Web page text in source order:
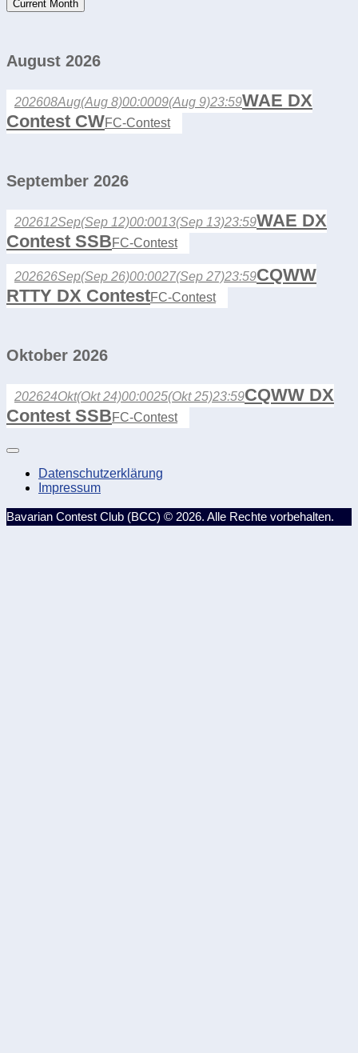
Current Month
August 2026
202608Aug(Aug 8)00:0009(Aug 9)23:59WAE DX
Contest CWFC-Contest
September 2026
202612Sep(Sep 12)00:0013(Sep 13)23:59WAE DX
Contest SSBFC-Contest
202626Sep(Sep 26)00:0027(Sep 27)23:59CQWW
RTTY DX ContestFC-Contest
Oktober 2026
202624Okt(Okt 24)00:0025(Okt 25)23:59CQWW DX
Contest SSBFC-Contest
Datenschutzerklärung
Impressum
Bavarian Contest Club (BCC) © 2026. Alle Rechte vorbehalten.